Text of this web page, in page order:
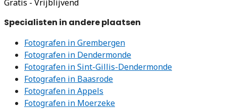
Gratis - Vrijblijvend
Specialisten in andere plaatsen
Fotografen in Grembergen
Fotografen in Dendermonde
Fotografen in Sint-Gillis-Dendermonde
Fotografen in Baasrode
Fotografen in Appels
Fotografen in Moerzeke